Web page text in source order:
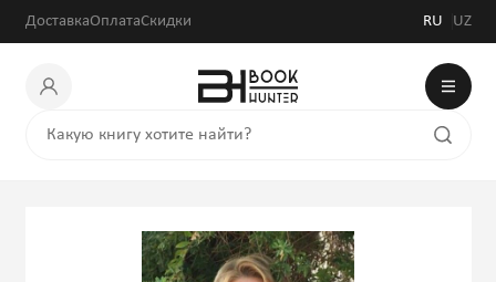
ДоставкаОплатаСкидки RU UZ